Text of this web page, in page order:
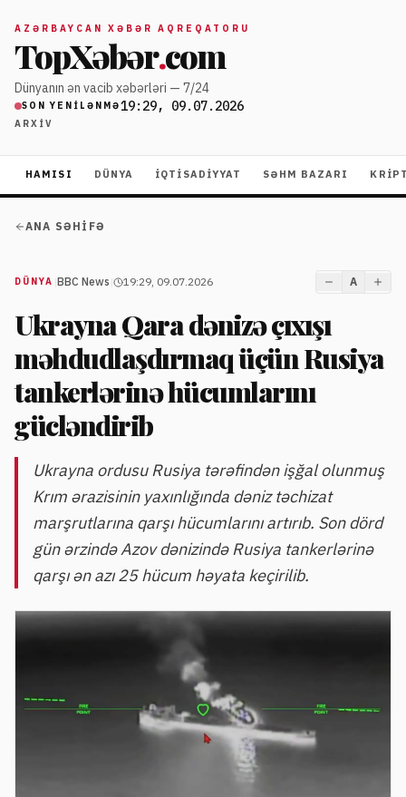
AZƏRBAYCAN XƏBƏR AQREQATORU
TopXəbər.com
Dünyanın ən vacib xəbərləri — 7/24
SON YENILƏNMƏ19:29, 09.07.2026
ARXIV
HAMISI DÜNYA İQTISADIYYAT SƏHM BAZARI
ANA SƏHIFƏ
DÜNYA BBC News 19:29, 09.07.2026 A
Ukrayna Qara dənizə çıxışı
məhdudlaşdırmaq üçün Rusiya
tankerlərinə hücumlarını
gücləndirib
Ukrayna ordusu Rusiya tərəfindən işğal olunmuş
Krım ərazisinin yaxınlığında dəniz təchizat
marşrutlarına qarşı hücumlarını artırıb. Son dörd
gün ərzində Azov dənizində Rusiya tankerlərinə
qarşı ən azı 25 hücum həyata keçirilib.